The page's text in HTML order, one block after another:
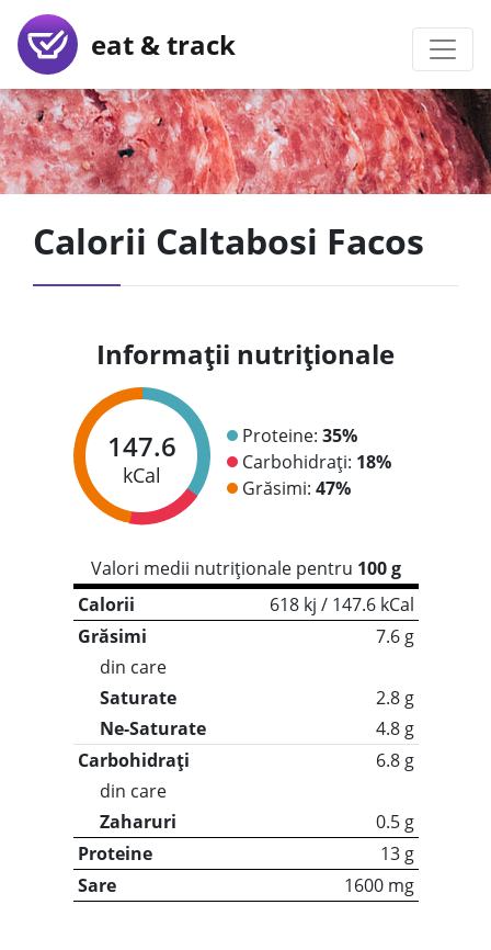
eat & track
Calorii Caltabosi Facos
Informații nutriționale
147.6
kCal
Proteine: 35%
Carbohidrați: 18%
Grăsimi: 47%
Valori medii nutriționale pentru 100 g
Calorii
618 kj / 147.6 kCal
Grăsimi
7.6 g
din care
Saturate
2.8 g
Ne-Saturate
4.8 g
Carbohidrați
6.8 g
din care
Zaharuri
0.5 g
Proteine
13 g
Sare
1600 mg